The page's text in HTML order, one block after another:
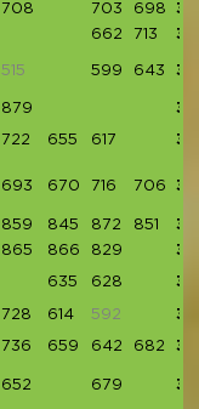
708 703 698
662 713
515 599 643
879
722 655 617
693 670 716 706
859 845 872 851
865 866 829
635 628
728 614 592
736 659 642 682
652 679